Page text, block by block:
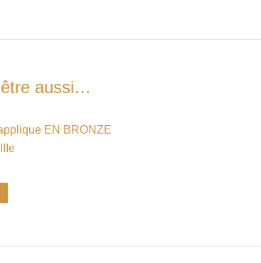
aussi…
EN BRONZE